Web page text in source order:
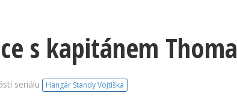
s kapitánem
seriálu Hangár Standy Vojtíška